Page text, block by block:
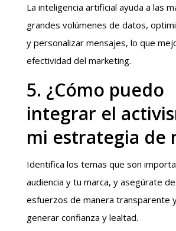
La inteligencia artificial ayuda a las
grandes volúmenes de datos,
y personalizar mensajes, lo que
efectividad del marketing.
5. ¿Cómo puedo
integrar el
mi estrategia de
Identifica los temas que son
audiencia y tu marca, y asegúrate
esfuerzos de manera transparente
generar confianza y lealtad.